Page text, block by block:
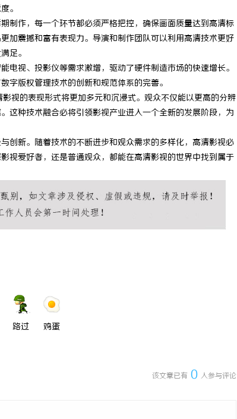
。
制作，每一个环节都必须严格把控，确保画面质量达到高清标
加震撼和富有表现力。导演和制作团队可以利用高清技术更好
足。
视、投影仪等需求激增，驱动了硬件制造市场的快速增长。
字版权管理技术的创新和规范体系的完善。
视的表现形式将更加多元和沉浸式。观众不仅能以更高的分辨
这种技术融合必将引领影视产业进入一个全新的发展阶段，为
创新。随着技术的不断进步和观众需求的多样化，高清影视必
视爱好者，还是普通观众，都能在高清影视的世界中找到属于
路过 鸡蛋
该文章已有 0 人参与评论